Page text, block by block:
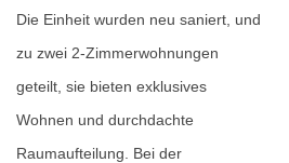
Die Einheit wurden neu saniert, und
zu zwei 2-Zimmerwohnungen
geteilt, sie bieten exklusives
Wohnen und durchdachte
Raumaufteilung. Bei der